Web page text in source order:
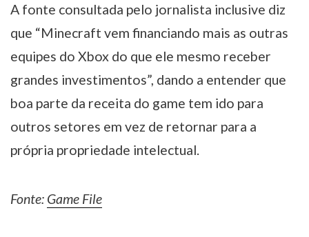
A fonte consultada pelo jornalista inclusive diz
que “Minecraft vem financiando mais as outras
equipes do Xbox do que ele mesmo receber
grandes investimentos”, dando a entender que
boa parte da receita do game tem ido para
outros setores em vez de retornar para a
própria propriedade intelectual.
Fonte: Game File